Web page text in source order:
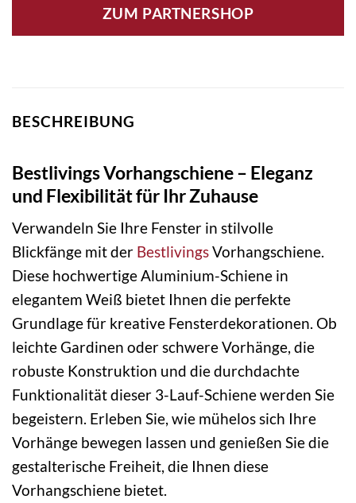
ZUM PARTNERSHOP
BESCHREIBUNG
Bestlivings Vorhangschiene – Eleganz
und Flexibilität für Ihr Zuhause
Verwandeln Sie Ihre Fenster in stilvolle
Blickfänge mit der BestlivingsVorhangschiene.
Diese hochwertige Aluminium-Schiene in
elegantem Weiß bietet Ihnen die perfekte
Grundlage für kreative Fensterdekorationen. Ob
leichte Gardinen oder schwere Vorhänge, die
robuste Konstruktion und die durchdachte
Funktionalität dieser 3-Lauf-Schiene werden Sie
begeistern. Erleben Sie, wie mühelos sich Ihre
Vorhänge bewegen lassen und genießen Sie die
gestalterische Freiheit, die Ihnen diese
Vorhangschiene bietet.